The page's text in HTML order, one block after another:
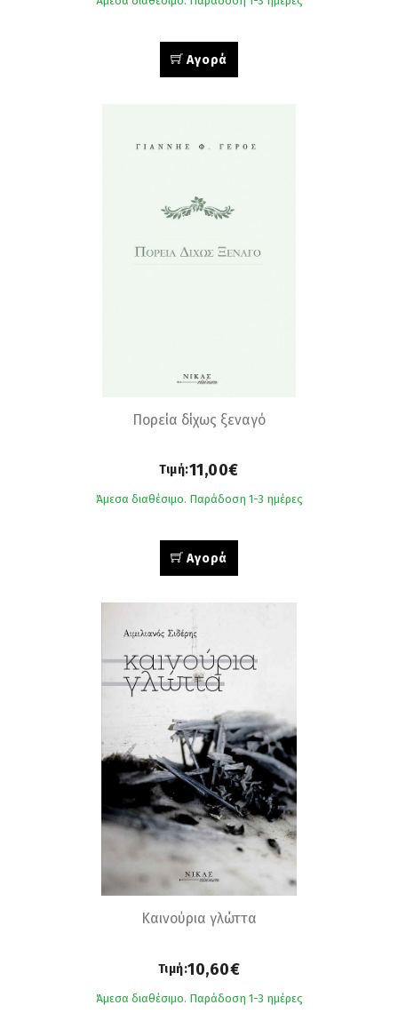
Αγορά
Πορεία δίχως ξεναγό
Τιμή:11,00€
Άμεσα διαθέσιμο. Παράδοση 1-3 ημέρες
Αγορά
Καινούρια γλώττα
Τιμή:10,60€
Άμεσα διαθέσιμο. Παράδοση 1-3 ημέρες